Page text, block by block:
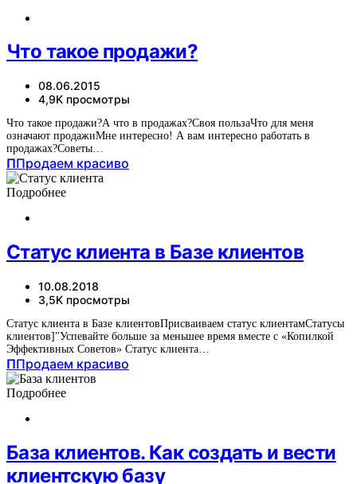
Что такое продажи?
08.06.2015
4,9K просмотры
Что такое продажи?А что в продажах?Своя пользаЧто для меня
означают продажиМне интересно! А вам интересно работать в
продажах?Советы…
ППродаем красиво
Подробнее
Статус клиента в Базе клиентов
10.08.2018
3,5K просмотры
Статус клиента в Базе клиентовПрисваиваем статус клиентамСтатусы
клиентов]"Успевайте больше за меньшее время вместе с «Копилкой
Эффективных Советов» Статус клиента…
ППродаем красиво
Подробнее
База клиентов. Как создать и вести
клиентскую базу